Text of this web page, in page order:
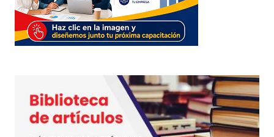
Es muy interesante las opiniones, es claro que en
una vista amplia de la empresa nos hará mejorar
cada día y el pensar que cada quien deja de ser y
aprende, y crece como líder en conocimiento y
Roncar
14 febrero, 2012 at 12:03 am